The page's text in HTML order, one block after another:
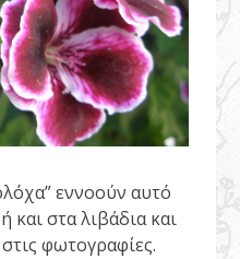
εννοούν αυτό
στα λιβάδια και
φωτογραφίες.